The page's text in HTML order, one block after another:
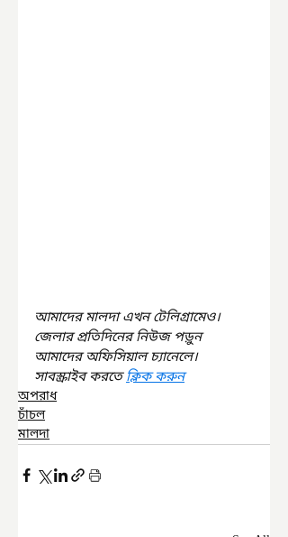
আমাদের মালদা এখন টেলিগ্রামেও।
জেলার প্রতিদিনের নিউজ পড়ুন
আমাদের অফিসিয়াল চ্যানেলে।
সাবস্ক্রাইব করতে ক্লিক করুন
অপরাধ
চাঁচল
মালদা